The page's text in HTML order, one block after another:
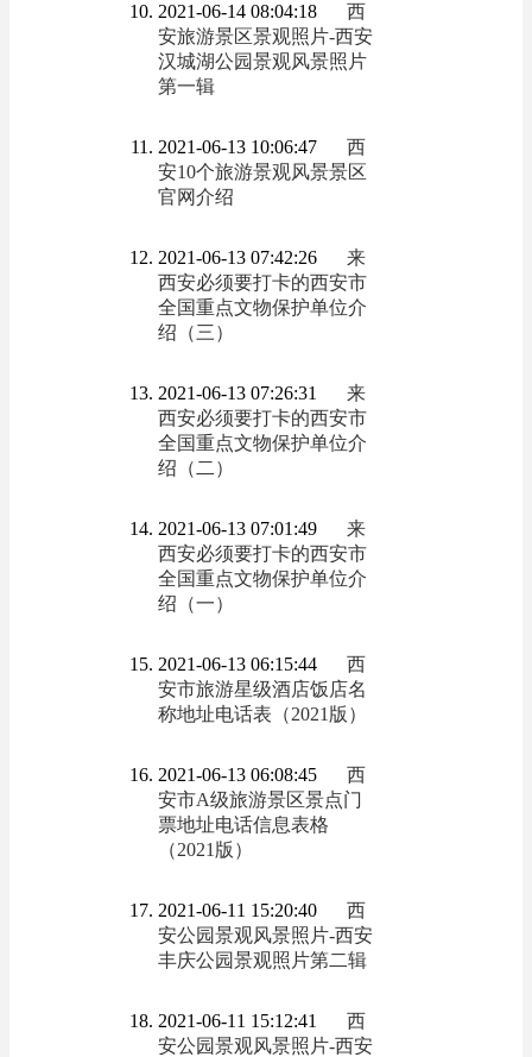
2021-06-14 08:04:18
西
安旅游景区景观照片-西安
汉城湖公园景观风景照片
第一辑
2021-06-13 10:06:47
西
安10个旅游景观风景景区
官网介绍
2021-06-13 07:42:26
来
西安必须要打卡的西安市
全国重点文物保护单位介
绍（三）
2021-06-13 07:26:31
来
西安必须要打卡的西安市
全国重点文物保护单位介
绍（二）
2021-06-13 07:01:49
来
西安必须要打卡的西安市
全国重点文物保护单位介
绍（一）
2021-06-13 06:15:44
西
安市旅游星级酒店饭店名
称地址电话表（2021版）
2021-06-13 06:08:45
西
安市A级旅游景区景点门
票地址电话信息表格
（2021版）
2021-06-11 15:20:40
西
安公园景观风景照片-西安
丰庆公园景观照片第二辑
2021-06-11 15:12:41
西
安公园景观风景照片-西安